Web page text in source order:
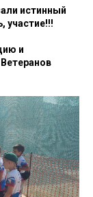
истинный
участие!!!
и